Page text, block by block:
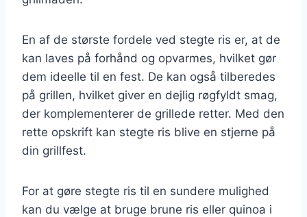
En af de største fordele ved stegte ris er, at de
kan laves på forhånd og opvarmes, hvilket gør
dem ideelle til en fest. De kan også tilberedes
på grillen, hvilket giver en dejlig røgfyldt smag,
der komplementerer de grillede retter. Med den
rette opskrift kan stegte ris blive en stjerne på
din grillfest.
For at gøre stegte ris til en sundere mulighed
kan du vælge at bruge brune ris eller quinoa i